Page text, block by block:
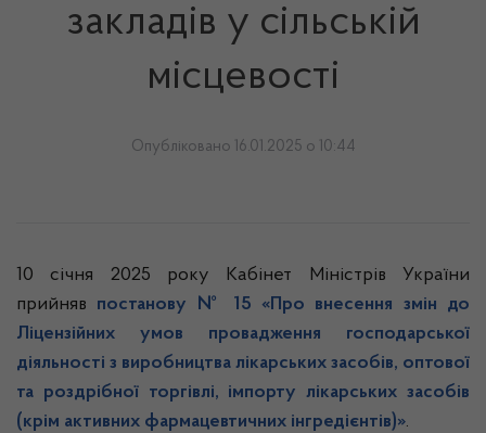
закладів у сільській
місцевості
Опубліковано 16.01.2025 о 10:44
10 січня 2025 року Кабінет Міністрів України
прийняв постанову № 15 «Про внесення змін до
Ліцензійних умов провадження господарської
діяльності з виробництва лікарських засобів, оптової
та роздрібної торгівлі, імпорту лікарських засобів
(крім активних фармацевтичних інгредієнтів)».